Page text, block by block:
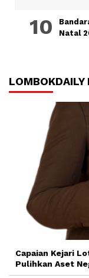
Natal
LOMBOKDAILY
Capaian Kejari
Pulihkan Aset